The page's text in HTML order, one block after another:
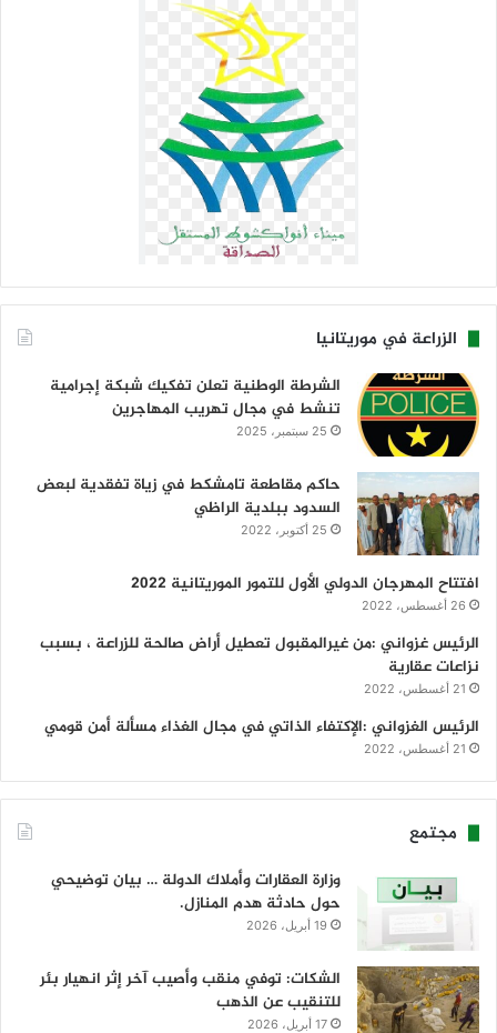
الزراعة في موريتانيا
الشرطة الوطنية تعلن تفكيك شبكة إجرامية
تنشط في مجال تهريب المهاجرين
25 سبتمبر، 2025
حاكم مقاطعة تامشكط في زياة تفقدية لبعض
السدود ببلدية الراظي
25 أكتوبر، 2022
افتتاح المهرجان الدولي الأول للتمور الموريتانية 2022
26 أغسطس، 2022
الرئيس غزواني :من غيرالمقبول تعطيل أراض صالحة للزراعة ، بسبب
نزاعات عقارية
21 أغسطس، 2022
الرئيس الغزواني :الإكتفاء الذاتي في مجال الغذاء مسألة أمن قومي
21 أغسطس، 2022
مجتمع
وزارة العقارات وأملاك الدولة … بيان توضيحي
حول حادثة هدم المنازل.
19 أبريل، 2026
الشكات: توفي منقب وأصيب آخر إثر انهيار بئر
للتنقيب عن الذهب
17 أبريل، 2026